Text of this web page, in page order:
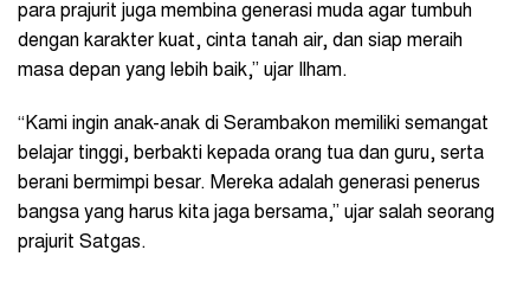
para prajurit juga membina generasi muda agar tumbuh
dengan karakter kuat, cinta tanah air, dan siap meraih
masa depan yang lebih baik,” ujar Ilham.
“Kami ingin anak-anak di Serambakon memiliki semangat
belajar tinggi, berbakti kepada orang tua dan guru, serta
berani bermimpi besar. Mereka adalah generasi penerus
bangsa yang harus kita jaga bersama,” ujar salah seorang
prajurit Satgas.